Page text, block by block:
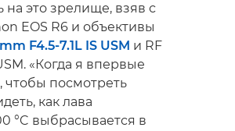
на это зрелище, взяв с
EOS R6 и объективы
F4.5-7.1L IS USM и RF
«Когда я впервые
чтобы посмотреть
как лава
°C выбрасывается в